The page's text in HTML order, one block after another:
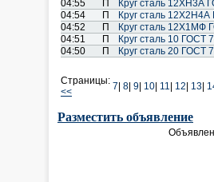
04:55 П
Круг сталь 12ХН3А
04:54
П
Круг сталь
04:52
П
Круг сталь 12Х1МФ
04:51
П
Круг сталь 10 ГОСТ
04:50
П Круг сталь 20 ГОСТ
Страницы:
<<
7 8 9 10 11 12 13
Разместить объявление